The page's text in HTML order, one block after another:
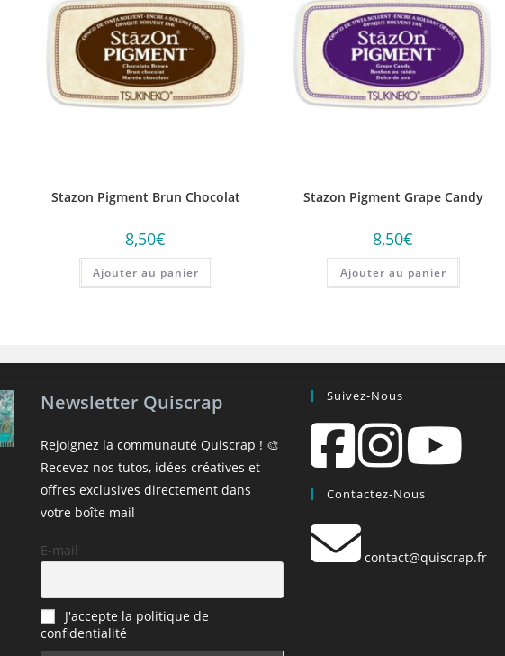
Stazon Pigment Brun Chocolat
8,50€
Ajouter au panier
Stazon Pigment Grape Candy
8,50€
Ajouter au panier
Newsletter Quiscrap
Rejoignez la communauté Quiscrap ! 🎨
Recevez nos tutos, idées créatives et
offres exclusives directement dans
votre boîte mail
E-mail
J'accepte la politique de
confidentialité
Suivez-Nous
Contactez-Nous
contact@quiscrap.fr